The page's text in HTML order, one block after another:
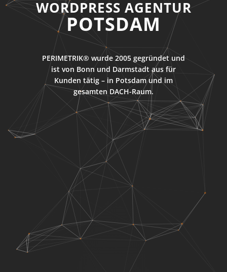
ECOMMERCE AGENTUR
POTSDAM
PERIMETRIK® wurde 2005 gegründet und
ist von Bonn und Darmstadt aus für
Kunden tätig – in Potsdam und im
gesamten DACH-Raum.